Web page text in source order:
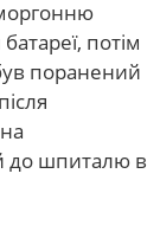
потім
поранений
до шпиталю в